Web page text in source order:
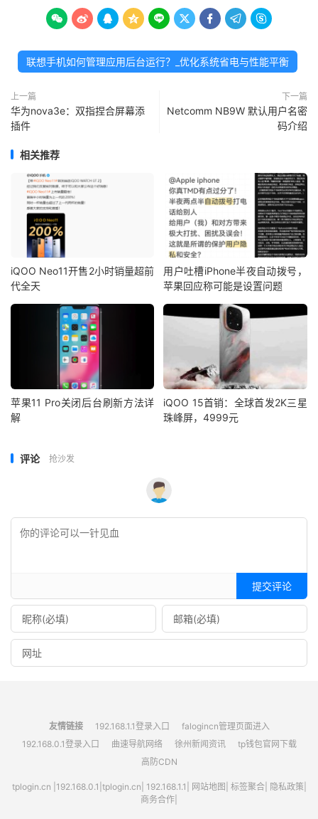
        
联想手机如何管理应用后台运行？_优化系统省电与性能平衡
上一篇
华为nova3e：双指捏合屏幕添
插件
下一篇
Netcomm NB9W 默认用户名密
码介绍
相关推荐
iQOO Neo11开售2小时销量超前
代全天
用户吐槽iPhone半夜自动拨号，
苹果回应称可能是设置问题
苹果11 Pro关闭后台刷新方法详
解
iQOO 15首销：全球首发2K三星
珠峰屏，4999元
评论 抢沙发
提交评论
友情链接 192.168.1.1登录入口
falogincn管理页面进入
192.168.0.1登录入口
曲速导航网络 徐州新闻资讯
tp钱包官网下载
高防CDN
tplogin.cn 192.168.0.1 tplogin.cn 192.168.1.1 网站地图 标签聚合| 隐私政策
商务合作|